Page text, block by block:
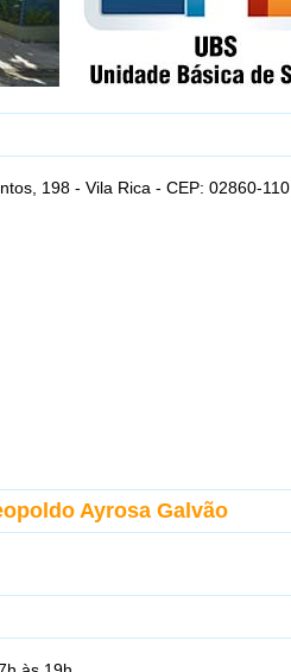
198 - Vila Rica - CEP: 02860-110
Ayrosa Galvão